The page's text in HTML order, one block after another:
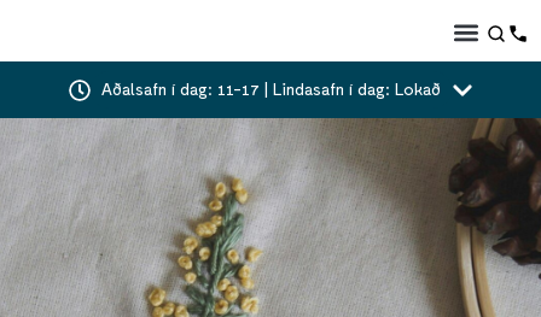
Aðalsafn í dag: 11-17 | Lindasafn í dag: Lokað